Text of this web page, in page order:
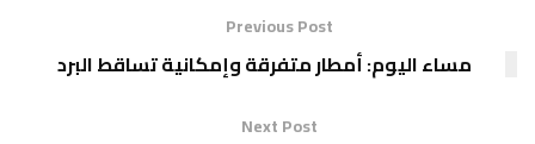
Previous Post
مساء اليوم: أمطار متفرقة وإمكانية تساقط البرد
Next Post